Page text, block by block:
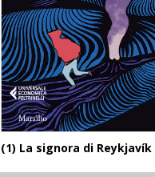
(1) La signora di Reykjavík